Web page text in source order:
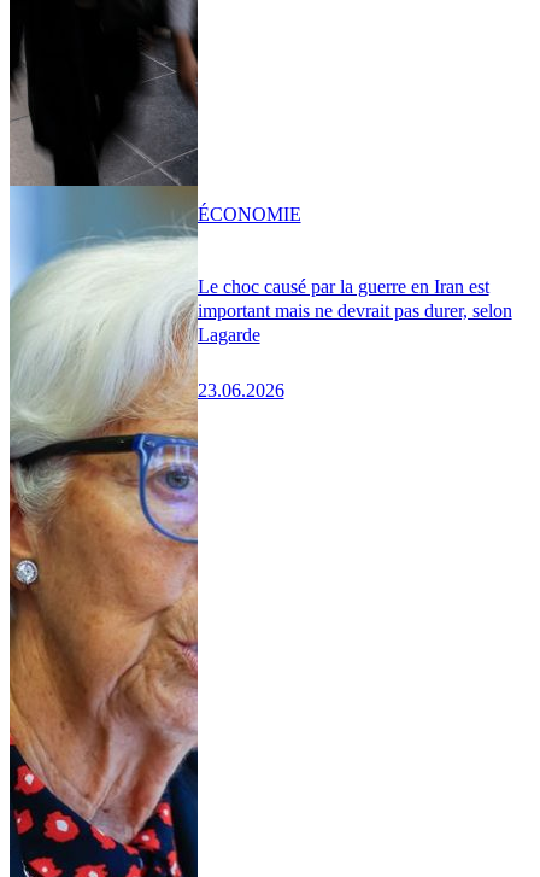
Le choc causé par la guerre en Iran est
important mais ne devrait pas durer, selon
Lagarde
23.06.2026
ÉCONOMIE